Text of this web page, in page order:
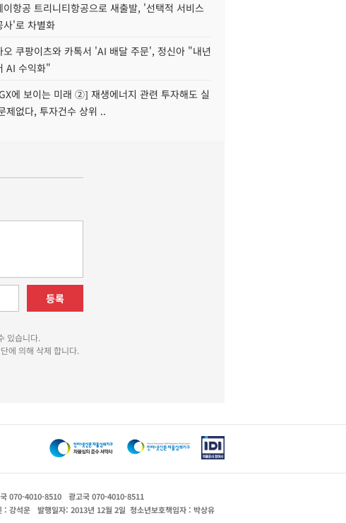
이항공 트리니티항공으로 새출발, '선택적 서비스
사'로 차별화
오 쿠팡이츠와 카톡서 'AI 배달 주문', 정신아 "내년
AI 수익화"
에 보이는 미래 ②] 재생에너지 관련 투자해도 실
제없다, 투자건수 상위 ..
등록
있습니다.
에 의해 삭제 합니다.
070-4010-8510
광고국 070-4010-8511
: 강석운 발행일자: 2013년 12월 2일 청소년보호책임자 : 박상유